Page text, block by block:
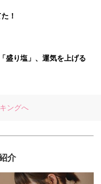
！
盛り塩」、運気を上げる
ングへ
介